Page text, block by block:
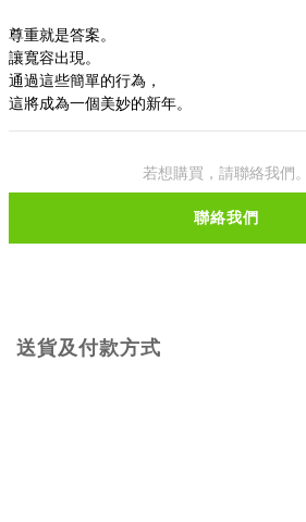
尊重就是答案。
讓寬容出現。
通過這些簡單的行為，
這將成為一個美妙的新年。
若想購買，請聯絡我們。
聯絡我們
送貨及付款方式